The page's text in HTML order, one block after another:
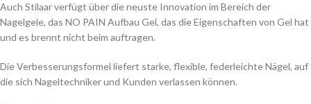
Auch Stilaar verfügt über die neuste Innovation im Bereich der
Nagelgele, das NO PAIN Aufbau Gel, das die Eigenschaften von Gel hat
und es brennt nicht beim auftragen.
Die Verbesserungsformel liefert starke, flexible, federleichte Nägel, auf
die sich Nageltechniker und Kunden verlassen können.